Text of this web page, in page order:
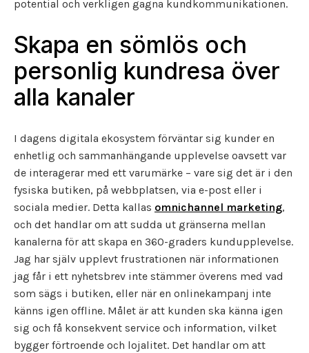
potential och verkligen gagna kundkommunikationen.
Skapa en sömlös och
personlig kundresa över
alla kanaler
I dagens digitala ekosystem förväntar sig kunder en
enhetlig och sammanhängande upplevelse oavsett var
de interagerar med ett varumärke – vare sig det är i den
fysiska butiken, på webbplatsen, via e-post eller i
sociala medier. Detta kallas omnichannel marketing,
och det handlar om att sudda ut gränserna mellan
kanalerna för att skapa en 360-graders kundupplevelse.
Jag har själv upplevt frustrationen när informationen
jag får i ett nyhetsbrev inte stämmer överens med vad
som sägs i butiken, eller när en onlinekampanj inte
känns igen offline. Målet är att kunden ska känna igen
sig och få konsekvent service och information, vilket
bygger förtroende och lojalitet. Det handlar om att